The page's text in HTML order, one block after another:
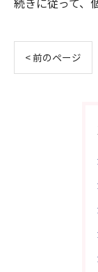
< 前のページ